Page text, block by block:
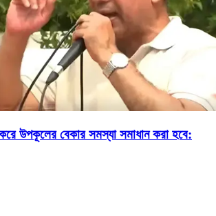
উপকূলের বেকার সমস্যা সমাধান করা হবে: